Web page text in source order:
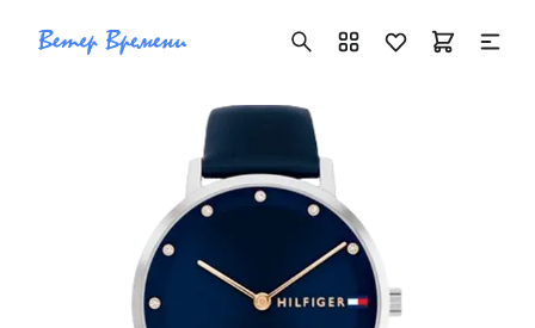
+7 ( 705 ) 181-42-50
info@vetervremeni.kz
Авторизация